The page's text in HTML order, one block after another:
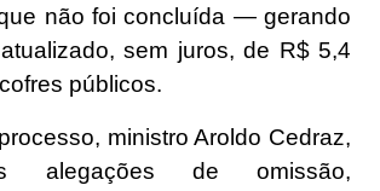
não foi concluída — gerando
sem juros, de R$ 5,4
públicos.
ministro Aroldo Cedraz,
alegações de omissão,